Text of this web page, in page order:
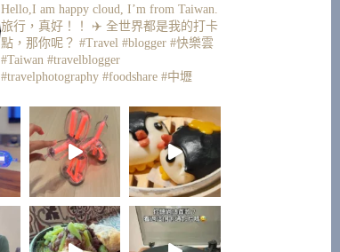
Hello,I am happy cloud, I’m from Taiwan.
旅行，真好！！ ✈️ 全世界都是我的打卡
點，那你呢？ #Travel #blogger #快樂雲
#Taiwan #travelblogger
#travelphotography #foodshare #中壢